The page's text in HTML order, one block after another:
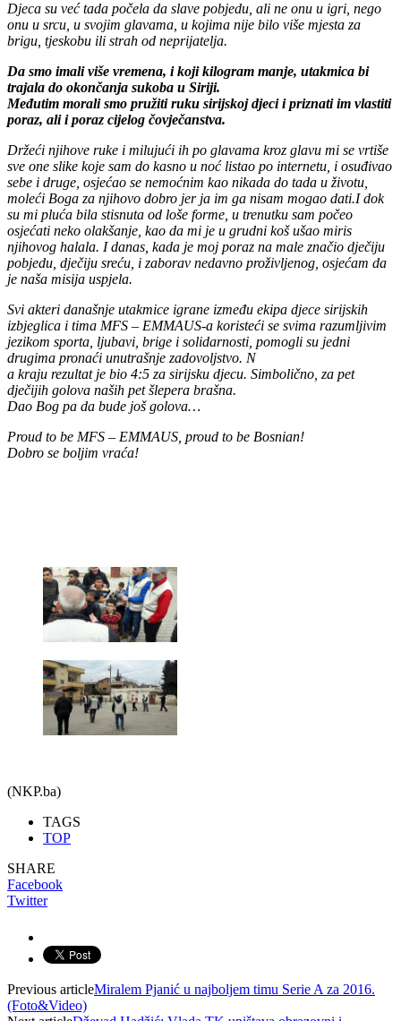
Djeca su već tada počela da slave pobjedu, ali ne onu u igri, nego
onu u srcu, u svojim glavama, u kojima nije bilo više mjesta za
brigu, tjeskobu ili strah od neprijatelja.
Da smo imali više vremena, i koji kilogram manje, utakmica bi
trajala do okončanja sukoba u Siriji.
Međutim morali smo pružiti ruku sirijskoj djeci i priznati im vlastiti
poraz, ali i poraz cijelog čovječanstva.
Držeći njihove ruke i milujući ih po glavama kroz glavu mi se vrtiše
sve one slike koje sam do kasno u noć listao po internetu, i osuđivao
sebe i druge, osjećao se nemoćnim kao nikada do tada u životu,
moleći Boga za njihovo dobro jer ja im ga nisam mogao dati.I dok
su mi pluća bila stisnuta od loše forme, u trenutku sam počeo
osjećati neko olakšanje, kao da mi je u grudni koš ušao miris
njihovog halala. I danas, kada je moj poraz na male značio dječiju
pobjedu, dječiju sreću, i zaborav nedavno proživljenog, osjećam da
je naša misija uspjela.
Svi akteri današnje utakmice igrane između ekipa djece sirijskih
izbjeglica i tima MFS – EMMAUS-a koristeći se svima razumljivim
jezikom sporta, ljubavi, brige i solidarnosti, pomogli su jedni
drugima pronaći unutrašnje zadovoljstvo. N
a kraju rezultat je bio 4:5 za sirijsku djecu. Simbolično, za pet
dječijih golova naših pet šlepera brašna.
Dao Bog pa da bude još golova…
Proud to be MFS – EMMAUS, proud to be Bosnian!
Dobro se boljim vraća!
(NKP.ba)
TAGS
TOP
SHARE
Facebook
Twitter
Previous articleMiralem Pjanić u najboljem timu Serie A za 2016.
(Foto&Video)